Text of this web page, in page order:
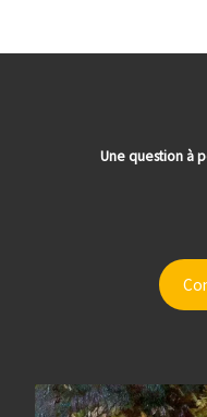
Une question à